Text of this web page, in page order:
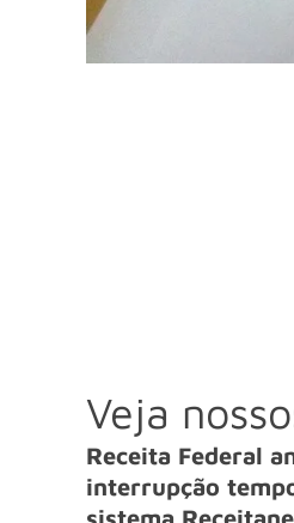
Veja
Receita Federal
interrupção